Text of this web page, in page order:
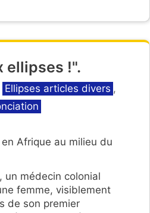
ellipses !".
Ellipses articles divers ,
Afrique au milieu du
un médecin colonial
femme, visiblement
de son premier